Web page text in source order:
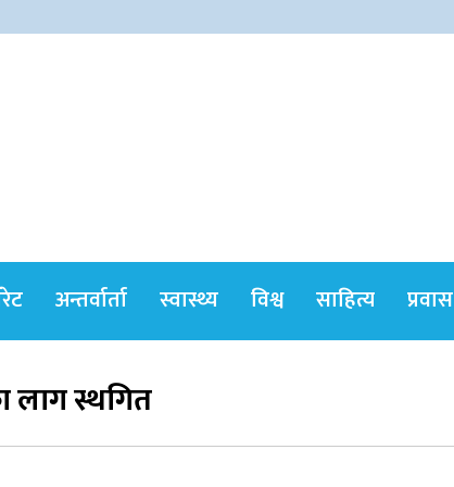
अन्तर्वार्ता स्वास्थ्य विश्व साहित्य प्रवास
सर्वोच्चले खारेज गर्‍यो दानबहादुर बुढाको रिट,
लाग स्थगित